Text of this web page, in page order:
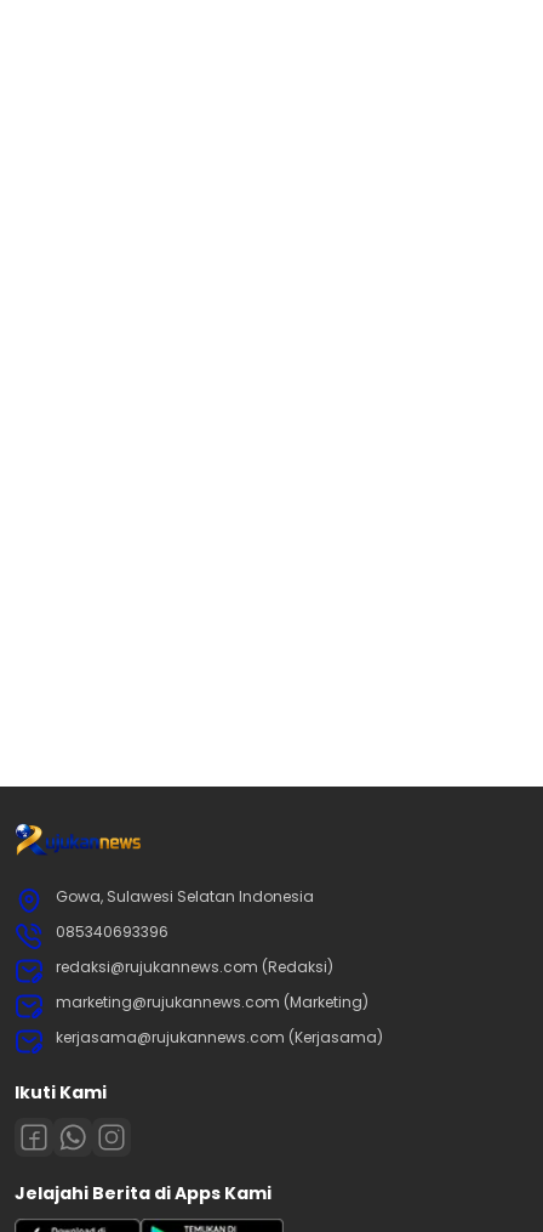
Gowa, Sulawesi Selatan Indonesia
085340693396
redaksi@rujukannews.com (Redaksi)
marketing@rujukannews.com (Marketing)
kerjasama@rujukannews.com (Kerjasama)
Ikuti Kami
Jelajahi Berita di Apps Kami